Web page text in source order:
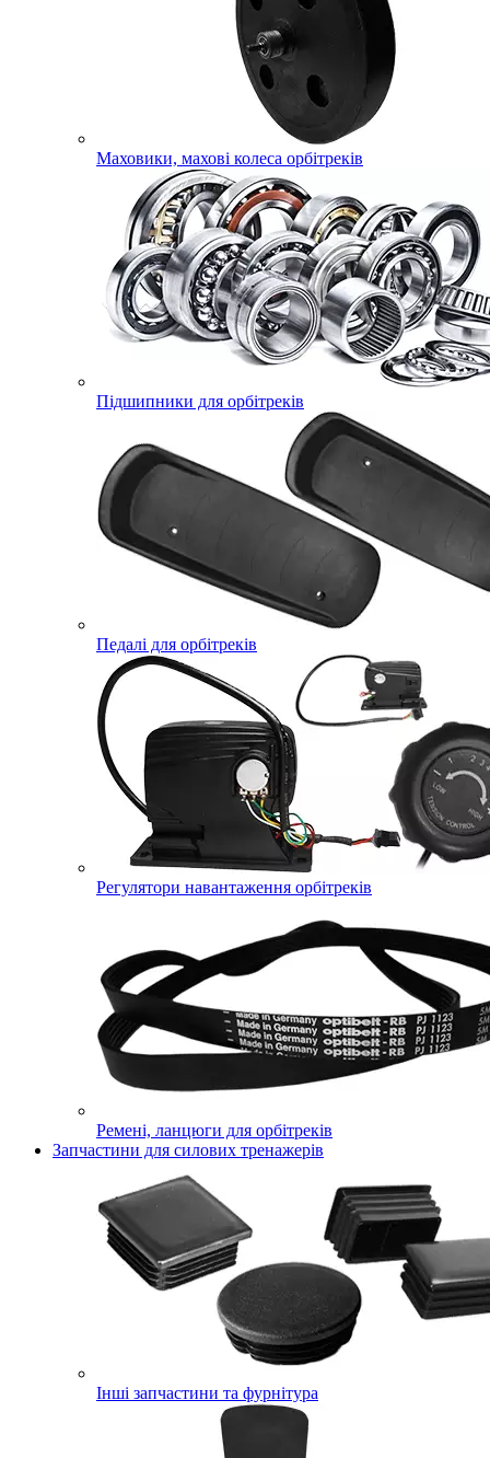
Маховики, махові колеса орбітреків
Підшипники для орбітреків
Педалі для орбітреків
Регулятори навантаження орбітреків
Ремені, ланцюги для орбітреків
Запчастини для силових тренажерів
Інші запчастини та фурнітура